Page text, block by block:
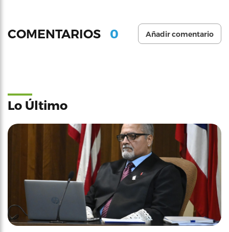
COMENTARIOS 0 Añadir comentario
Lo Último